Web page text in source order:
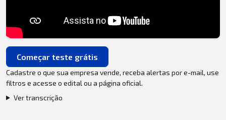
Começar teste grátis
Cadastre o que sua empresa vende, receba alertas por e-mail, use
filtros e acesse o edital ou a página oficial.
Ver transcrição